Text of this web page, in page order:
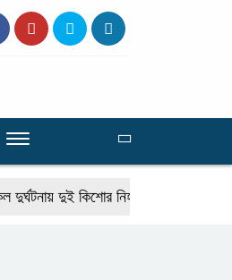
দুই কিশোর নিহত